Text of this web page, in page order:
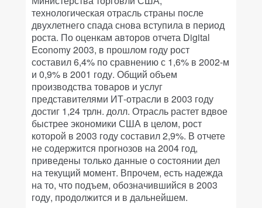
технологическая отрасль страны после
двухлетнего спада снова вступила в период
роста. По оценкам авторов отчета Digital
Economy 2003, в прошлом году рост
составил 6,4% по сравнению с 1,6% в 2002-м
и 0,9% в 2001 году. Общий объем
производства товаров и услуг
представителями ИТ-отрасли в 2003 году
достиг 1,24 трлн. долл. Отрасль растет вдвое
быстрее экономики США в целом, рост
которой в 2003 году составил 2,9%. В отчете
не содержится прогнозов на 2004 год,
приведены только данные о состоянии дел
на текущий момент. Впрочем, есть надежда
на то, что подъем, обозначившийся в 2003
году, продолжится и в дальнейшем.